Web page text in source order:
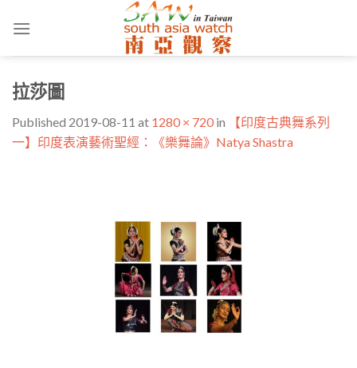
拉莎圖
Published 2019-08-11 at 1280 × 720 in
【印度古典舞系列
一】印度表演藝術聖經：《樂舞論》Natya Shastra